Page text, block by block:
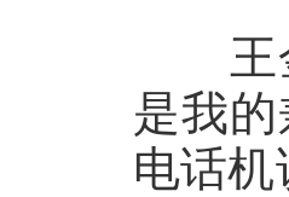
王金
是我
电话